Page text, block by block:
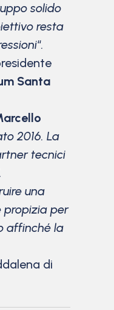
solido
resta
“.
Santa
2016. La
tecnici
.
una
propizia per
affinché la
di